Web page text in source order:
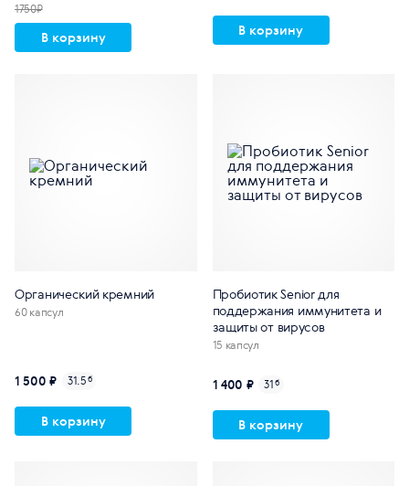
1750₽
В корзину В корзину
Органический кремний
60 капсул
1 500 ₽ 31.5б
В корзину
Пробиотик Senior для
поддержания иммунитета и
защиты от вирусов
15 капсул
1 400 ₽ 31б
В корзину